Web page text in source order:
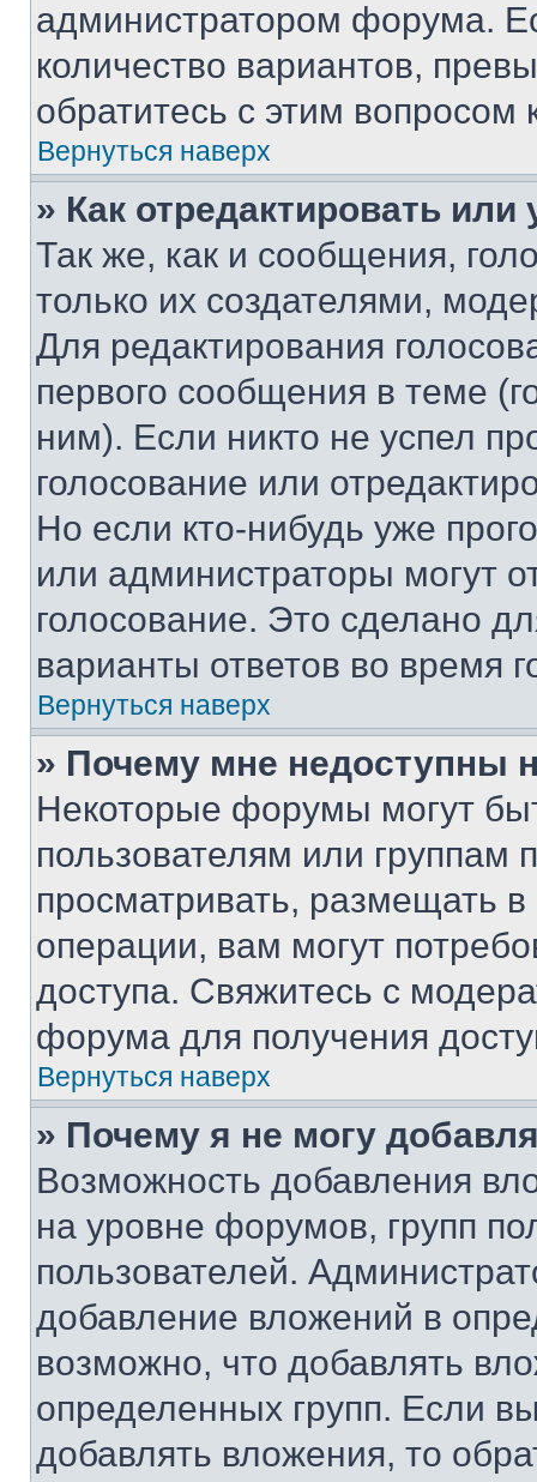
администратором форума.
количество вариантов,
обратитесь с этим вопросом
Вернуться наверх
» Как отредактировать
Так же, как и сообщения,
только их создателями,
Для редактирования
первого сообщения в теме
ним). Если никто не успел
голосование или
Но если кто-нибудь уже
или администраторы могут
голосование. Это сделано
варианты ответов во время
Вернуться наверх
» Почему мне недоступны
Некоторые форумы могут
пользователям или группам
просматривать, размещать
операции, вам могут
доступа. Свяжитесь с
форума для получения
Вернуться наверх
» Почему я не могу
Возможность добавления
на уровне форумов, групп
пользователей.
добавление вложений в
возможно, что добавлять
определенных групп. Если
добавлять вложения, то